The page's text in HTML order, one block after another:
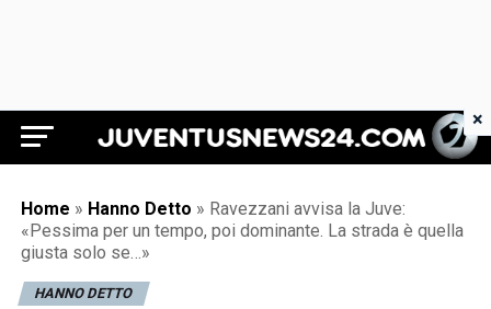
Juventus News 24
Home » Hanno Detto » Ravezzani avvisa la Juve:
«Pessima per un tempo, poi dominante. La strada è quella
giusta solo se…»
HANNO DETTO
×